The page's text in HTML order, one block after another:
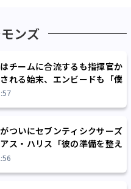
ンズ
チームに合流するも指揮官か
れる始末、エンビードも「僕
ターじゃない」
ついにセブンティシクサーズ
ス・ハリス「彼の準備を整え
中する」